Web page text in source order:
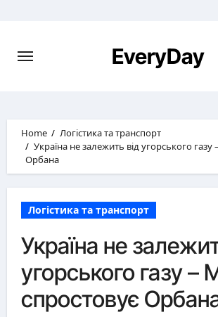
EveryDay
Home
Логістика та транспорт
Україна не залежить від угорського
Орбана
Логістика та транспорт
Україна не
угорського газу –
спростовує